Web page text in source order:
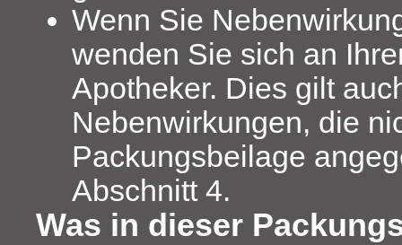
Wenn Sie
wenden Sie sich an
Apotheker. Dies gilt
Nebenwirkungen, die
Packungsbeilage
Abschnitt 4.
Was in dieser